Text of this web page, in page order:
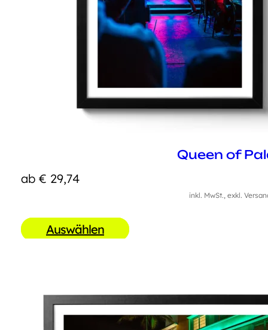
Queen of
ab € 29,74
inkl. MwSt., exkl.
Auswählen